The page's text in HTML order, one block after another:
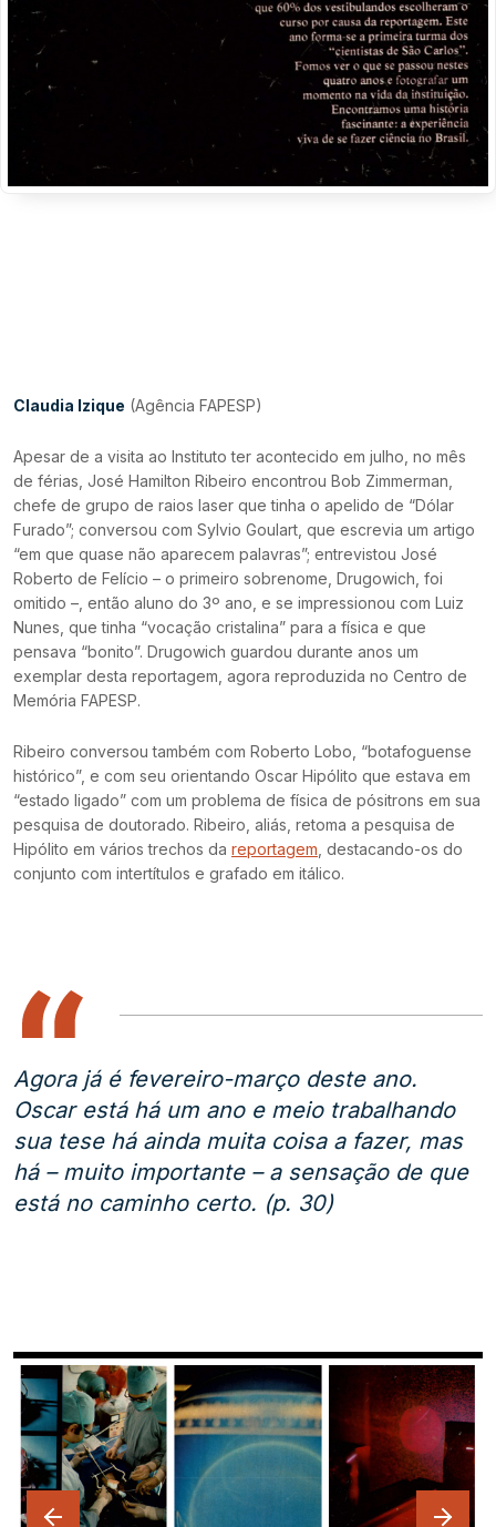
Claudia Izique (Agência FAPESP)
Apesar de a visita ao Instituto ter acontecido em julho, no mês
de férias, José Hamilton Ribeiro encontrou Bob Zimmerman,
chefe de grupo de raios laser que tinha o apelido de “Dólar
Furado”; conversou com Sylvio Goulart, que escrevia um artigo
“em que quase não aparecem palavras”; entrevistou José
Roberto de Felício – o primeiro sobrenome, Drugowich, foi
omitido –, então aluno do 3º ano, e se impressionou com Luiz
Nunes, que tinha “vocação cristalina” para a física e que
pensava “bonito”. Drugowich guardou durante anos um
exemplar desta reportagem, agora reproduzida no Centro de
Memória FAPESP.
Ribeiro conversou também com Roberto Lobo, “botafoguense
histórico”, e com seu orientando Oscar Hipólito que estava em
“estado ligado” com um problema de física de pósitrons em sua
pesquisa de doutorado. Ribeiro, aliás, retoma a pesquisa de
Hipólito em vários trechos da reportagem , destacando-os do
conjunto com intertítulos e grafado em itálico.
Agora já é fevereiro-março deste ano.
Oscar está há um ano e meio trabalhando
sua tese há ainda muita coisa a fazer, mas
há – muito importante – a sensação de que
está no caminho certo. (p. 30)